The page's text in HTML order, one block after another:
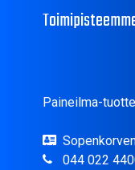
Paineilma-
044 022